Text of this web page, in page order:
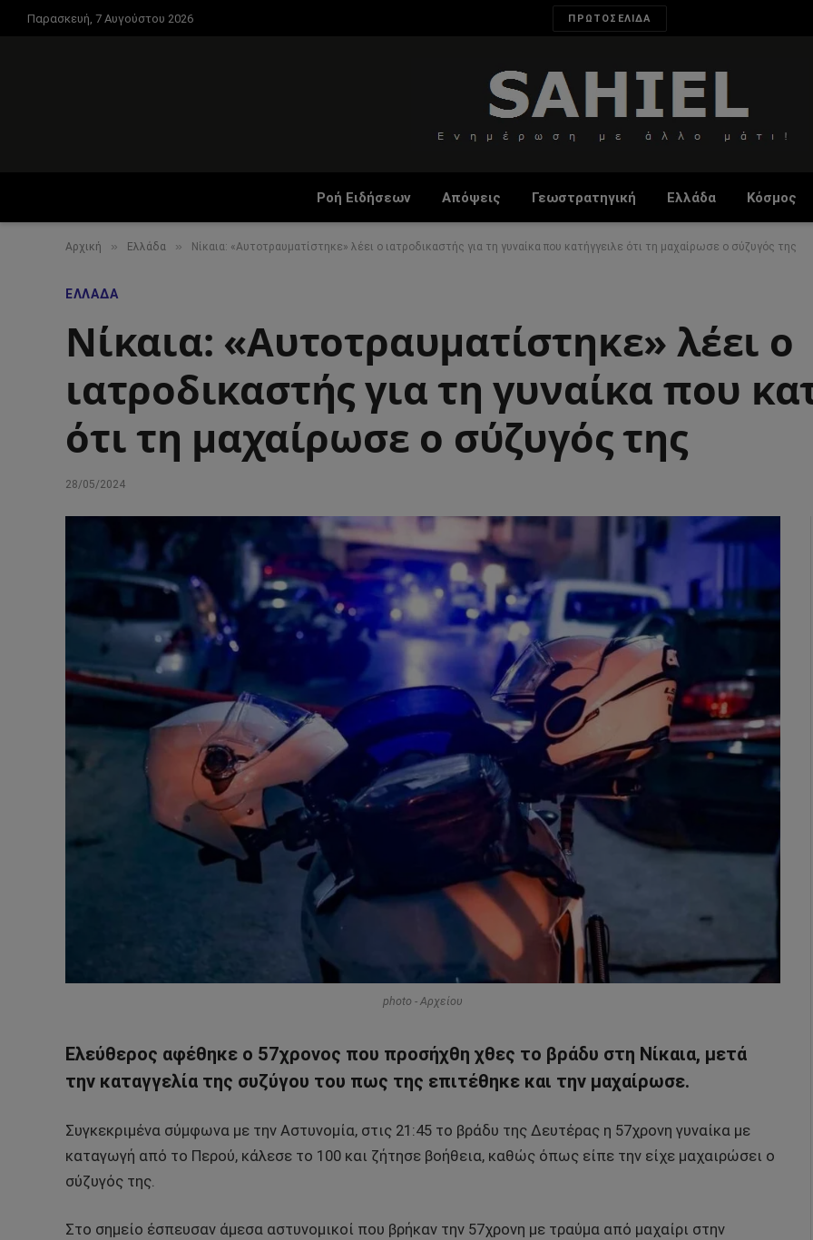
Παρασκευή, 7 Αυγούστου 2026 ΠΡΩΤΟΣΕΛΙΔΑ
Ροή Ειδήσεων Απόψεις Γεωστρατηγική Ελλάδα Κόσμος
Αρχική » Ελλάδα » Νίκαια: «Αυτοτραυματίστηκε» λέει ο ιατροδικαστής για τη γυναίκα που κατήγγειλε ότι τη μαχαίρωσε ο σύζυγός της
ΕΛΛΆΔΑ
Νίκαια: «Αυτοτραυματίστηκε» λέει ο
ιατροδικαστής για τη γυναίκα που
ότι τη μαχαίρωσε ο σύζυγός της
28/05/2024
photo - Αρχείου
Ελεύθερος αφέθηκε ο 57χρονος που προσήχθη χθες το βράδυ στη Νίκαια, μετά
την καταγγελία της συζύγου του πως της επιτέθηκε και την μαχαίρωσε.
Συγκεκριμένα σύμφωνα με την Αστυνομία, στις 21:45 το βράδυ της Δευτέρας η 57χρονη γυναίκα με
καταγωγή από το Περού, κάλεσε το 100 και ζήτησε βοήθεια, καθώς όπως είπε την είχε μαχαιρώσει ο
σύζυγός της.
Στο σημείο έσπευσαν άμεσα αστυνομικοί που βρήκαν την 57χρονη με τραύμα από μαχαίρι στην